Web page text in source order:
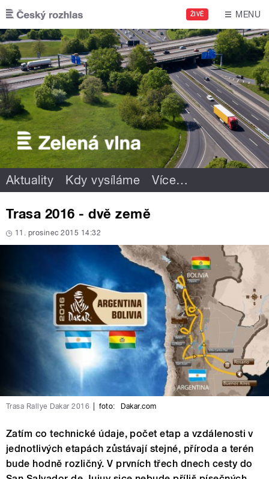
Přejít k hlavnímu obsahu
ŽIVĚ MENU
Aktuality Kdy vysíláme Více…
Trasa 2016 - dvě země
11. prosinec 2015 14:32
Trasa Rallye Dakar 2016 foto: Dakar.com
Zatím co technické údaje, počet etap a vzdálenosti v
jednotlivých etapách zůstávají stejné, příroda a terén
bude hodně rozličný. V prvních třech dnech cesty do